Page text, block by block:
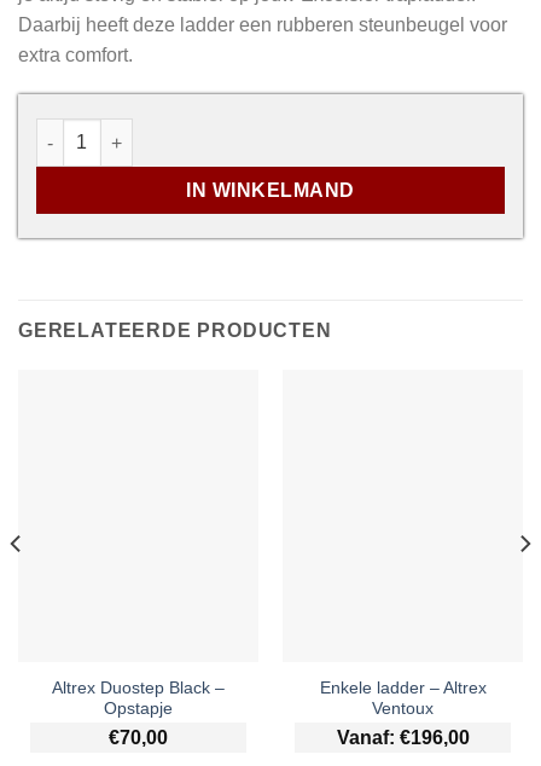
Daarbij heeft deze ladder een rubberen steunbeugel voor
extra comfort.
Trapladder - Altrex Excelsior Home 3 aantal
IN WINKELMAND
GERELATEERDE PRODUCTEN
Altrex Duostep Black –
Opstapje
€70,00
Enkele ladder – Altrex
Ventoux
Vanaf: €196,00